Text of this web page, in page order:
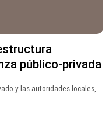
público-privada
y las autoridades locales,